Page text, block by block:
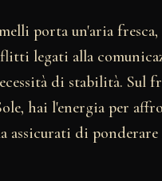
porta un'aria
legati alla
di stabilità. Sul
hai l'energia per
assicurati di ponderare